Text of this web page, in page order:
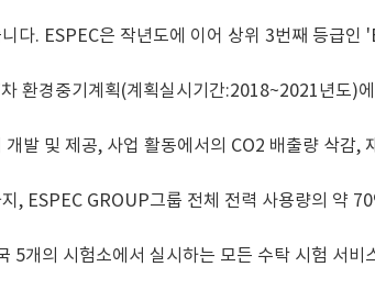
다. ESPEC은 작년도에 이어 상위 3번째 등급인
환경중기계획(계획실시기간:2018~2021년도)
개발 및 제공, 사업 활동에서의 CO2 배출량 삭감,
, ESPEC GROUP그룹 전체 전력 사용량의 약
5개의 시험소에서 실시하는 모든 수탁 시험 서